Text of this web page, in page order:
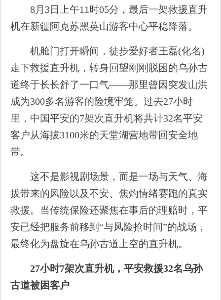
8月3日上午11时05分，最后一架救援直升
机在新疆阿克苏黑英山游客中心平稳降落。
机舱门打开瞬间，徒步爱好者王磊(化名)
走下救援直升机，转身回望刚刚脱困的乌孙古
道终于长长舒了一口气——那里曾因突发山洪
成为300多名游客的险境牢笼。过去27小时
里，中国平安的7架次直升机将共计32名平安
客户从海拔3100米的天堂湖营地带回安全地
带。
这不是影视剧场景，而是一场与天气、海
拔带来的风险以及不安、焦灼情绪赛跑的真实
救援。当传统保险还聚焦在事后的理赔时，平
安已经把服务前移到“与风险抢时间”的战场，
最终化为盘旋在乌孙古道上空的直升机。
27小时7架次直升机，平安救援32名乌孙
古道被困客户